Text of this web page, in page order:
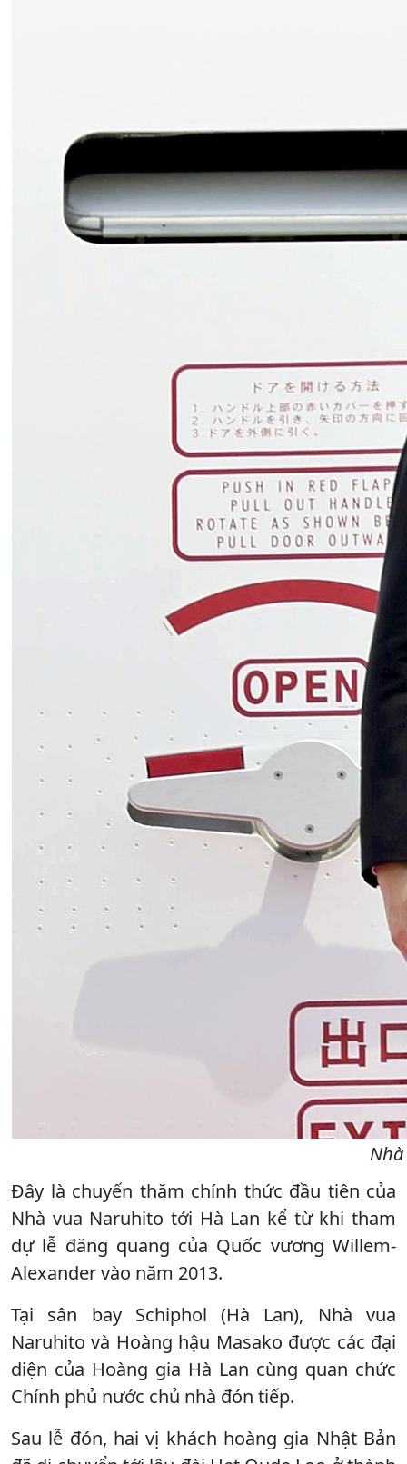
Đây là chuyến thăm chính thức đầu tiên của
Nhà vua Naruhito tới Hà Lan kể từ khi tham
dự lễ đăng quang của Quốc vương Willem-
Alexander vào năm 2013.
Tại sân bay Schiphol (Hà Lan), Nhà vua
Naruhito và Hoàng hậu Masako được các đại
diện của Hoàng gia Hà Lan cùng quan chức
Chính phủ nước chủ nhà đón tiếp.
Sau lễ đón, hai vị khách hoàng gia Nhật Bản